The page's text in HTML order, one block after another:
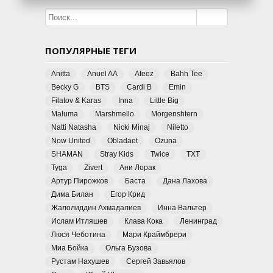
ПОПУЛЯРНЫЕ ТЕГИ
Anitta Anuel AA Ateez
Bahh Tee
Becky G
BTS Cardi B
Emin
Filatov & Karas
Inna
Little Big
Maluma
Marshmello
Morgenshtern
Natti Natasha
Nicki Minaj
Niletto
Now United
Obladaet
Ozuna
SHAMAN
Stray Kids Twice
TXT
Tyga
Zivert
Ани Лорак
Артур Пирожков
Баста
Дана Лахова
Дима Билан
Егор Крид
Жалолиддин Ахмадалиев
Инна Вальтер
Ислам Итляшев
Клава Кока
Ленинград
Люся Чеботина
Мари Краймбрери
Миа Бойка
Ольга Бузова
Рустам Нахушев
Сергей Завьялов